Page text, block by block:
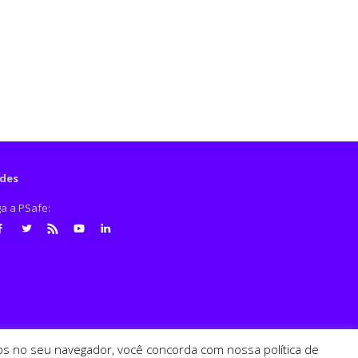
a PSafe:
no seu navegador, você concorda com nossa política de